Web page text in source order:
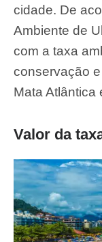
cidade. De
Ambiente de
com a taxa
conservação
Mata Atlântica
Valor da